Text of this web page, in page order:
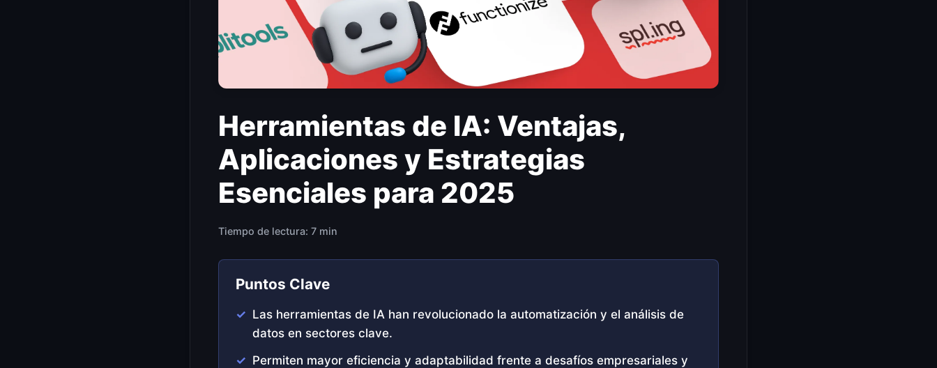
Herramientas de IA: Ventajas,
Aplicaciones y Estrategias
Esenciales para 2025
Tiempo de lectura: 7 min
Puntos Clave
Las herramientas de IA han revolucionado la automatización y el análisis de
datos en sectores clave.
Permiten mayor eficiencia y adaptabilidad frente a desafíos empresariales y